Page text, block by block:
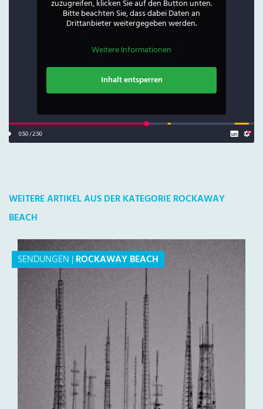
zuzugreifen, klicken Sie auf den Button unten.
Bitte beachten Sie, dass dabei Daten an
Drittanbieter weitergegeben werden.
Weitere Informationen
Inhalt entsperren
WEITERE ARTIKEL AUS DER KATEGORIE ROCKAWAY
BEACH
SENDUNGEN |ROCKAWAY BEACH